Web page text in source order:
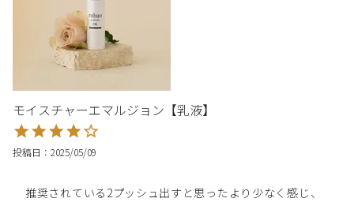
モイスチャーエマルジョン【乳液】
投稿日 2025/05/09
推奨されている2プッシュ出すと思ったより少なく感じ、